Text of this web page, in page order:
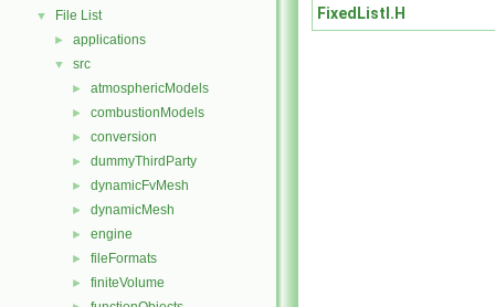
▼ File List
► applications
▼ src
► atmosphericModels
► combustionModels
► conversion
► dummyThirdParty
► dynamicFvMesh
► dynamicMesh
► engine
► fileFormats
► finiteVolume
FixedListI.H